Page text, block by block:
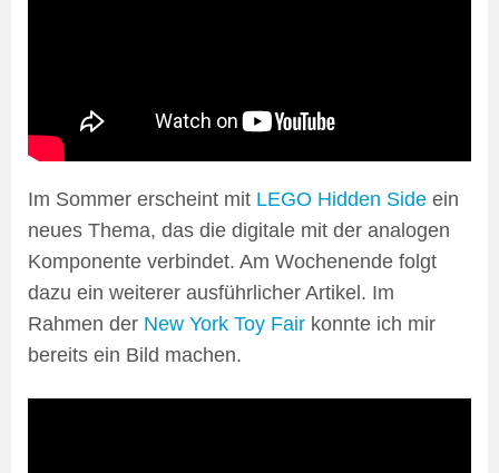
Im Sommer erscheint mit LEGO Hidden Side ein
neues Thema, das die digitale mit der analogen
Komponente verbindet. Am Wochenende folgt
dazu ein weiterer ausführlicher Artikel. Im
Rahmen der New York Toy Fair konnte ich mir
bereits ein Bild machen.